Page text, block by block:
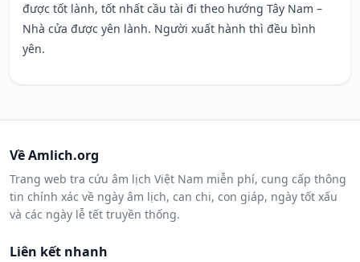
được tốt lành, tốt nhất cầu tài đi theo hướng Tây Nam –
Nhà cửa được yên lành. Người xuất hành thì đều bình
yên.
Về Amlich.org
Trang web tra cứu âm lịch Việt Nam miễn phí, cung cấp thông
tin chính xác về ngày âm lịch, can chi, con giáp, ngày tốt xấu
và các ngày lễ tết truyền thống.
Liên kết nhanh